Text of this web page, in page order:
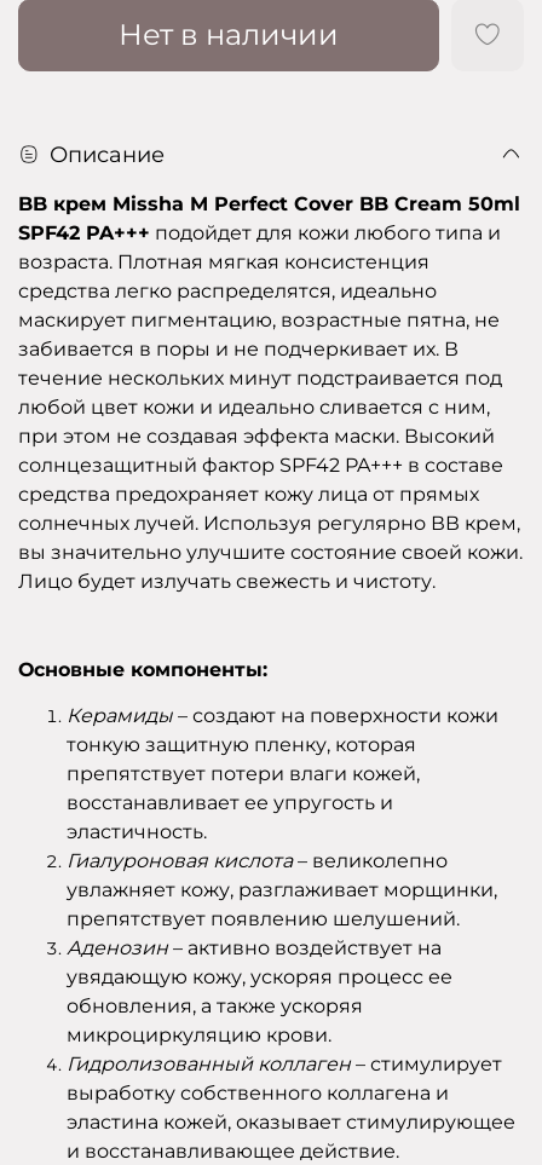
Нет в наличии
Описание
BB крем Missha M Perfect Cover BB Cream 50ml
SPF42 PA+++ подойдет для кожи любого типа и
возраста. Плотная мягкая консистенция
средства легко распределятся, идеально
маскирует пигментацию, возрастные пятна, не
забивается в поры и не подчеркивает их. В
течение нескольких минут подстраивается под
любой цвет кожи и идеально сливается с ним,
при этом не создавая эффекта маски. Высокий
солнцезащитный фактор SPF42 PA+++ в составе
средства предохраняет кожу лица от прямых
солнечных лучей. Используя регулярно ВВ крем,
вы значительно улучшите состояние своей кожи.
Лицо будет излучать свежесть и чистоту.
Основные компоненты:
Керамиды – создают на поверхности кожи
тонкую защитную пленку, которая
препятствует потери влаги кожей,
восстанавливает ее упругость и
эластичность.
Гиалуроновая кислота– великолепно
увлажняет кожу, разглаживает морщинки,
препятствует появлению шелушений.
Аденозин– активно воздействует на
увядающую кожу, ускоряя процесс ее
обновления, а также ускоряя
микроциркуляцию крови.
Гидролизованный коллаген– стимулирует
выработку собственного коллагена и
эластина кожей, оказывает стимулирующее
и восстанавливающее действие.